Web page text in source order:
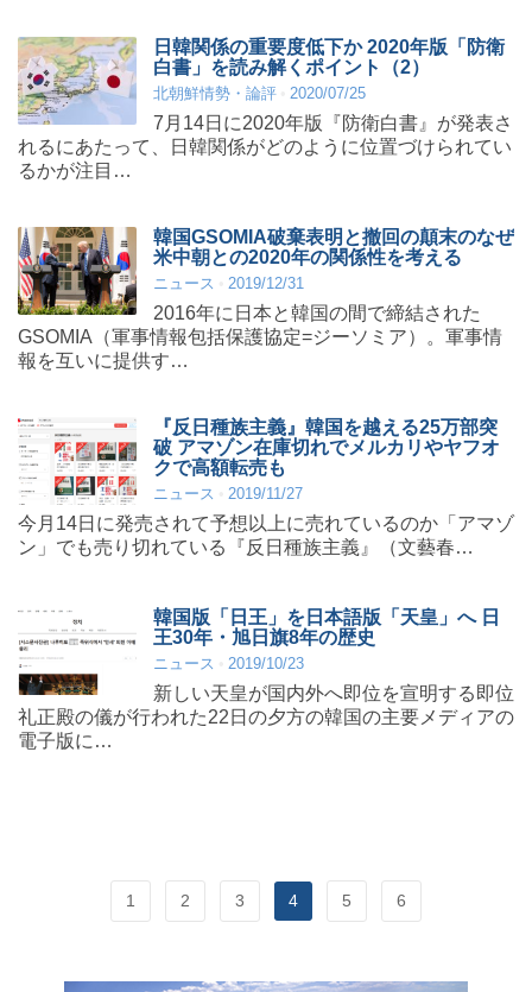
日韓関係の重要度低下か 2020年版「防衛
白書」を読み解くポイント（2）
北朝鮮情勢・論評 2020/07/25
7月14日に2020年版『防衛白書』が発表さ
れるにあたって、日韓関係がどのように位置づけられてい
るかが注目…
韓国GSOMIA破棄表明と撤回の顛末のなぜ
米中朝との2020年の関係性を考える
ニュース 2019/12/31
2016年に日本と韓国の間で締結された
GSOMIA（軍事情報包括保護協定=ジーソミア）。軍事情
報を互いに提供す…
『反日種族主義』韓国を越える25万部突
破 アマゾン在庫切れでメルカリやヤフオ
クで高額転売も
ニュース 2019/11/27
今月14日に発売されて予想以上に売れているのか「アマゾ
ン」でも売り切れている『反日種族主義』（文藝春…
韓国版「日王」を日本語版「天皇」へ 日
王30年・旭日旗8年の歴史
ニュース 2019/10/23
新しい天皇が国内外へ即位を宣明する即位
礼正殿の儀が行われた22日の夕方の韓国の主要メディアの
電子版に…
1 2 3 4 5 6